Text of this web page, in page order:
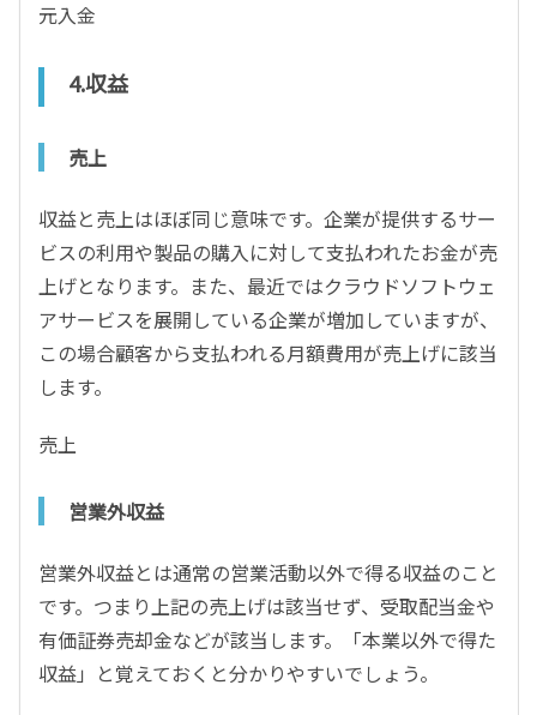
元入金
4.収益
売上
収益と売上はほぼ同じ意味です。企業が提供するサー
ビスの利用や製品の購入に対して支払われたお金が売
上げとなります。また、最近ではクラウドソフトウェ
アサービスを展開している企業が増加していますが、
この場合顧客から支払われる月額費用が売上げに該当
します。
売上
営業外収益
営業外収益とは通常の営業活動以外で得る収益のこと
です。つまり上記の売上げは該当せず、受取配当金や
有価証券売却金などが該当します。「本業以外で得た
収益」と覚えておくと分かりやすいでしょう。